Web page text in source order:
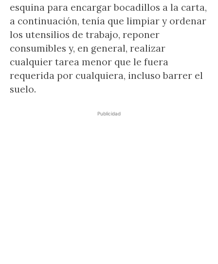
esquina para encargar bocadillos a la carta,
a continuación, tenía que limpiar y ordenar
los utensilios de trabajo, reponer
consumibles y, en general, realizar
cualquier tarea menor que le fuera
requerida por cualquiera, incluso barrer el
suelo.
Publicidad